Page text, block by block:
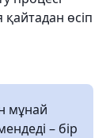
өсіп
мұнай
– бір